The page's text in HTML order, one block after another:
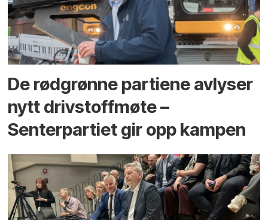
De rødgrønne partiene avlyser
nytt drivstoffmøte –
Senterpartiet gir opp kampen